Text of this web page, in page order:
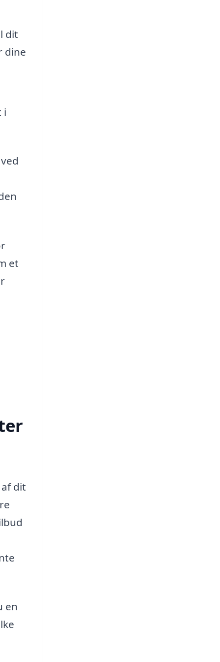
dit
dine
i
et
dit
en